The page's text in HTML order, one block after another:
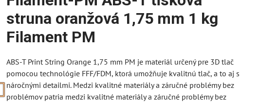
struna oranžová 1,75 mm 1 kg
Filament PM
ABS-T Print String Orange 1,75 mm PM je materiál určený pre 3D tlač
pomocou technológie FFF/FDM, ktorá umožňuje kvalitnú tlač, a to aj s
náročnými detailmi. Medzi kvalitné materiály a záručné problémy bez
problémov patria medzi kvalitné materiály a záručné problémy bez